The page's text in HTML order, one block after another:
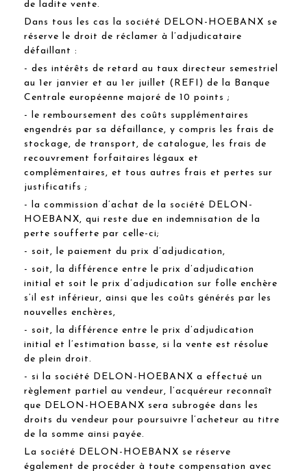
de ladite vente.
Dans tous les cas la société DELON-HOEBANX se
réserve le droit de réclamer à l’adjudicataire
défaillant :
- des intérêts de retard au taux directeur semestriel
au 1er janvier et au 1er juillet (REFI) de la Banque
Centrale européenne majoré de 10 points ;
- le remboursement des coûts supplémentaires
engendrés par sa défaillance, y compris les frais de
stockage, de transport, de catalogue, les frais de
recouvrement forfaitaires légaux et
complémentaires, et tous autres frais et pertes sur
justificatifs ;
- la commission d’achat de la société DELON-
HOEBANX, qui reste due en indemnisation de la
perte soufferte par celle-ci;
- soit, le paiement du prix d’adjudication,
- soit, la différence entre le prix d’adjudication
initial et soit le prix d’adjudication sur folle enchère
s’il est inférieur, ainsi que les coûts générés par les
nouvelles enchères,
- soit, la différence entre le prix d’adjudication
initial et l’estimation basse, si la vente est résolue
de plein droit.
- si la société DELON-HOEBANX a effectué un
règlement partiel au vendeur, l’acquéreur reconnaît
que DELON-HOEBANX sera subrogée dans les
droits du vendeur pour poursuivre l’acheteur au titre
de la somme ainsi payée.
La société DELON-HOEBANX se réserve
également de procéder à toute compensation avec